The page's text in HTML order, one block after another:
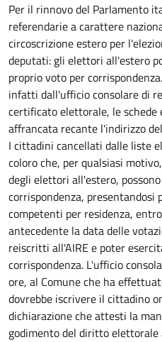
Per il rinnovo del Parlamento
referendarie a carattere
circoscrizione estero per
deputati: gli elettori all'estero
proprio voto per
infatti dall'ufficio consolare di
certificato elettorale, le
affrancata recante l'indirizzo
I cittadini cancellati dalle liste
coloro che, per qualsiasi
degli elettori all'estero,
corrispondenza, presentandosi
competenti per residenza,
antecedente la data delle
reiscritti all'AIRE e poter
corrispondenza. L'ufficio
ore, al Comune che ha
dovrebbe iscrivere il cittadino
dichiarazione che attesti la
godimento del diritto